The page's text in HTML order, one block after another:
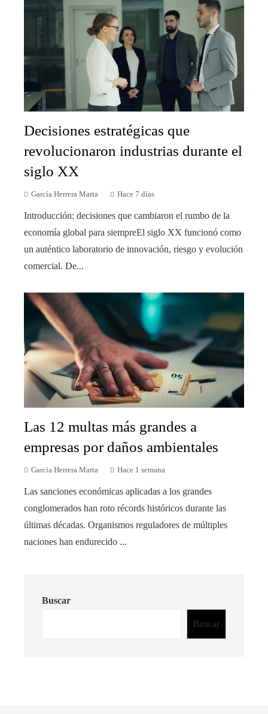
Decisiones estratégicas que
revolucionaron industrias durante el
siglo XX
García Herrera Marta Hace 7 días
Introducción: decisiones que cambiaron el rumbo de la
economía global para siempreEl siglo XX funcionó como
un auténtico laboratorio de innovación, riesgo y evolución
comercial. De...
Las 12 multas más grandes a
empresas por daños ambientales
García Herrera Marta Hace 1 semana
Las sanciones económicas aplicadas a los grandes
conglomerados han roto récords históricos durante las
últimas décadas. Organismos reguladores de múltiples
naciones han endurecido ...
Buscar
Buscar